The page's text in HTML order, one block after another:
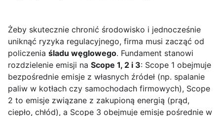
Żeby skutecznie chronić środowisko i jednocześnie
uniknąć ryzyka regulacyjnego, firma musi zacząć od
policzenia śladu węglowego. Fundament stanowi
rozdzielenie emisji na Scope 1, 2 i 3: Scope 1 obejmuje
bezpośrednie emisje z własnych źródeł (np. spalanie
paliw w kotłach czy samochodach firmowych), Scope
2 to emisje związane z zakupioną energią (prąd,
ciepło, chłód), a Scope 3 obejmuje emisje pośrednie w